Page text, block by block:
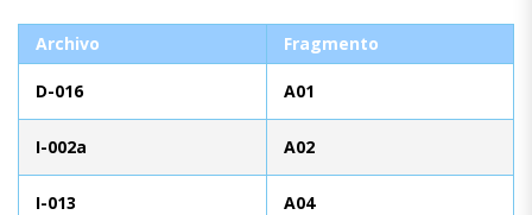
Archivo Fragmento
D-016 A01
I-002a A02
I-013 A04